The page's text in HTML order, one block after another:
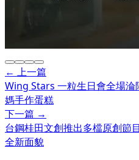
← 上一篇
Wing Stars 一粒生日會全場
媽手作蛋糕
下一篇 →
台鋼桂田文創推出多檔原創節
全新面貌